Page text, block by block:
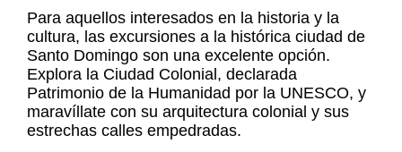
Para aquellos interesados en la historia y la
cultura, las excursiones a la histórica ciudad de
Santo Domingo son una excelente opción.
Explora la Ciudad Colonial, declarada
Patrimonio de la Humanidad por la UNESCO, y
maravíllate con su arquitectura colonial y sus
estrechas calles empedradas.